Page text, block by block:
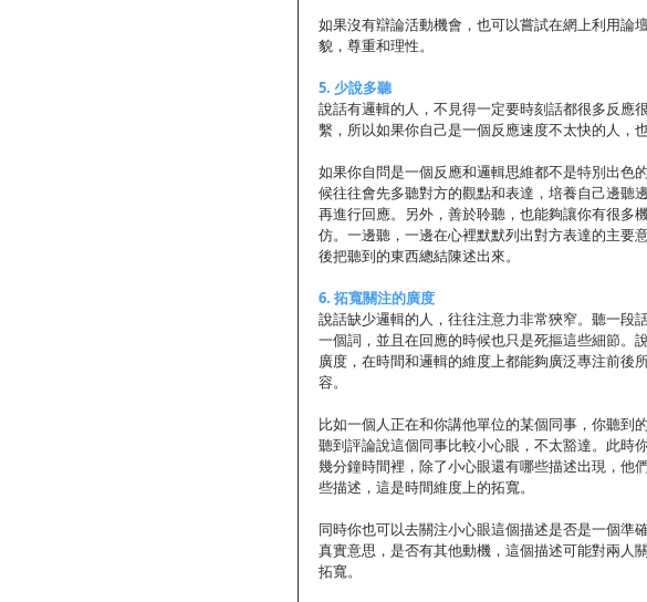
如果沒有辯論活動機會，也可以嘗試在網上利用論
貌，尊重和理性。
5. 少說多聽
說話有邏輯的人，不見得一定要時刻話都很多反應
繫，所以如果你自己是一個反應速度不太快的人，
如果你自問是一個反應和邏輯思維都不是特別出色
候往往會先多聽對方的觀點和表達，培養自己邊聽
再進行回應。另外，善於聆聽，也能夠讓你有很多
仿。一邊聽，一邊在心裡默默列出對方表達的主要
後把聽到的東西總結陳述出來。
6. 拓寬關注的廣度
說話缺少邏輯的人，往往注意力非常狹窄。聽一段
一個詞，並且在回應的時候也只是死摳這些細節。
廣度，在時間和邏輯的維度上都能夠廣泛專注前後
容。
比如一個人正在和你講他單位的某個同事，你聽到
聽到評論說這個同事比較小心眼，不太豁達。此時
幾分鐘時間裡，除了小心眼還有哪些描述出現，他
些描述，這是時間維度上的拓寬。
同時你也可以去關注小心眼這個描述是否是一個準
真實意思，是否有其他動機，這個描述可能對兩人
拓寬。